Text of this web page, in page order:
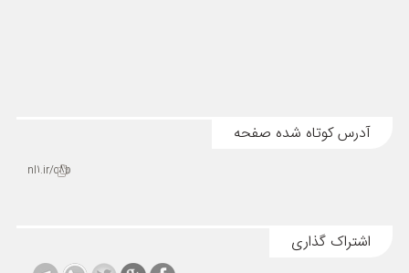
آدرس کوتاه شده صفحه
nl1.ir/c8b
اشتراک گذاری